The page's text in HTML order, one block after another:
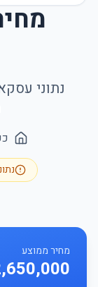
נתוני
מחיר ממוצע